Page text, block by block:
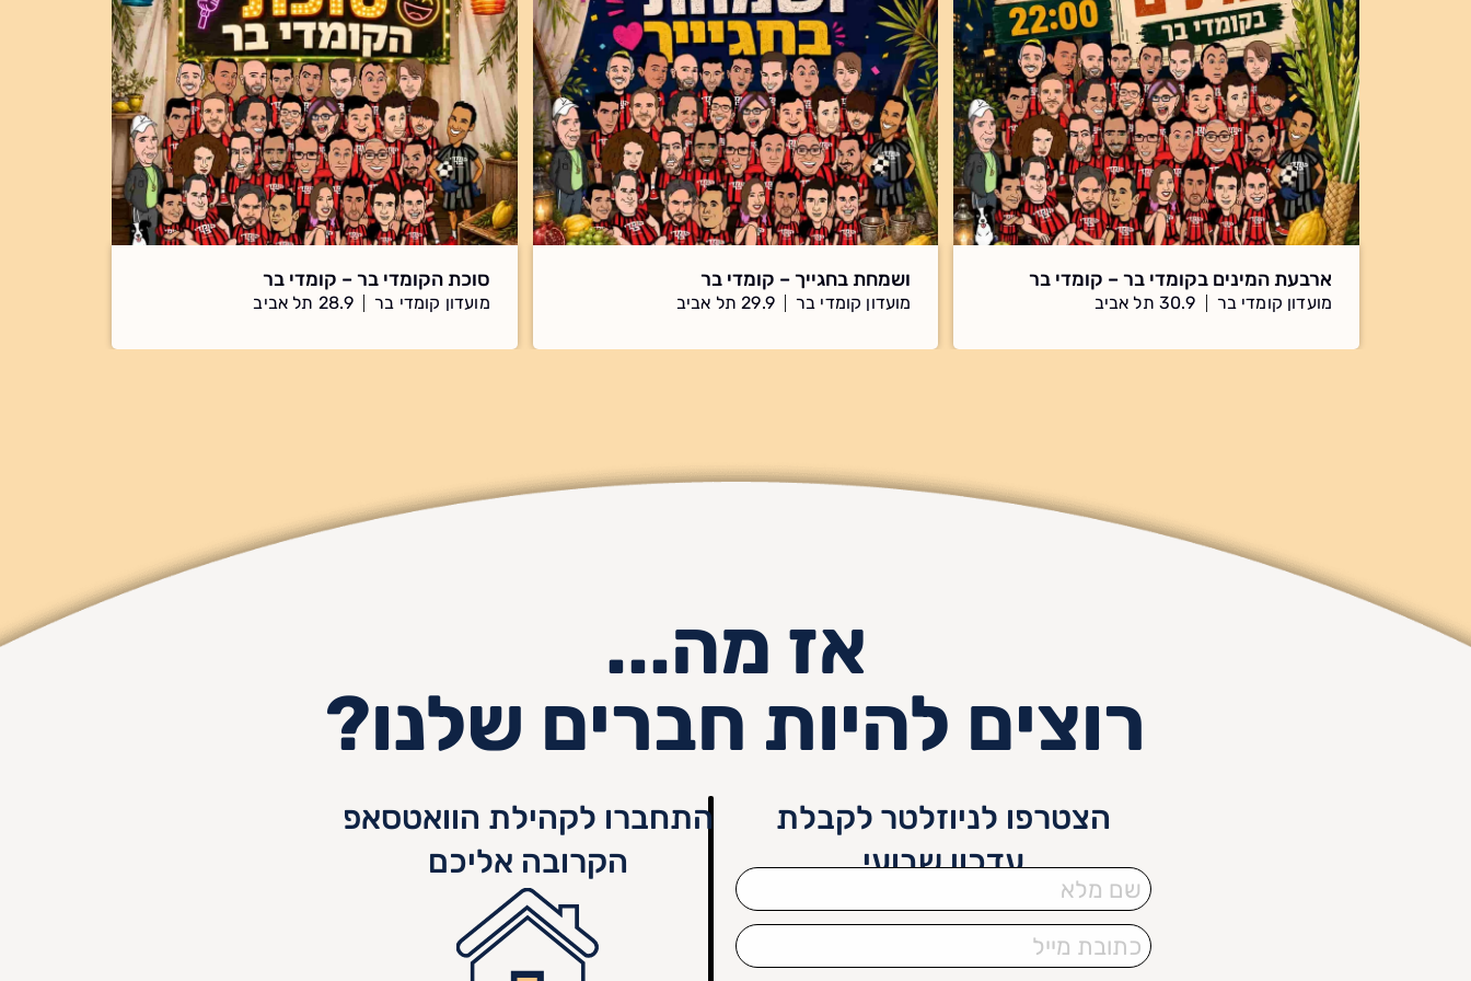
ארבעת המינים בקומדי בר – קומדי בר
מועדון קומדי בר 30.9 תל אביב
ושמחת בחגייך – קומדי בר
מועדון קומדי בר 29.9 תל אביב
סוכת הקומדי בר – קומדי בר
מועדון קומדי בר 28.9 תל אביב
אז מה...
רוצים להיות חברים שלנו?
הצטרפו לניוזלטר לקבלת
עדכון שבועי
שם
מלא
כתובת
מייל
התחברו לקהילת הוואטסאפ
הקרובה אליכם